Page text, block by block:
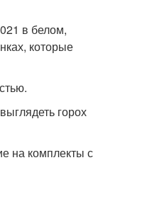
в белом,
которые
горох
на комплекты с